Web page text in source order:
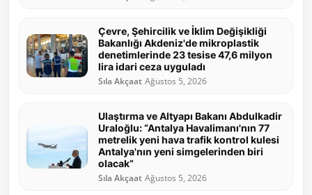
Çevre, Şehircilik ve İklim Değişikliği
Bakanlığı Akdeniz'de mikroplastik
denetimlerinde 23 tesise 47,6 milyon
lira idari ceza uyguladı
Sıla Akçaat Ağustos 5, 2026
Ulaştırma ve Altyapı Bakanı Abdulkadir
Uraloğlu: “Antalya Havalimanı'nın 77
metrelik yeni hava trafik kontrol kulesi
Antalya'nın yeni simgelerinden biri
olacak”
Sıla Akçaat Ağustos 5, 2026